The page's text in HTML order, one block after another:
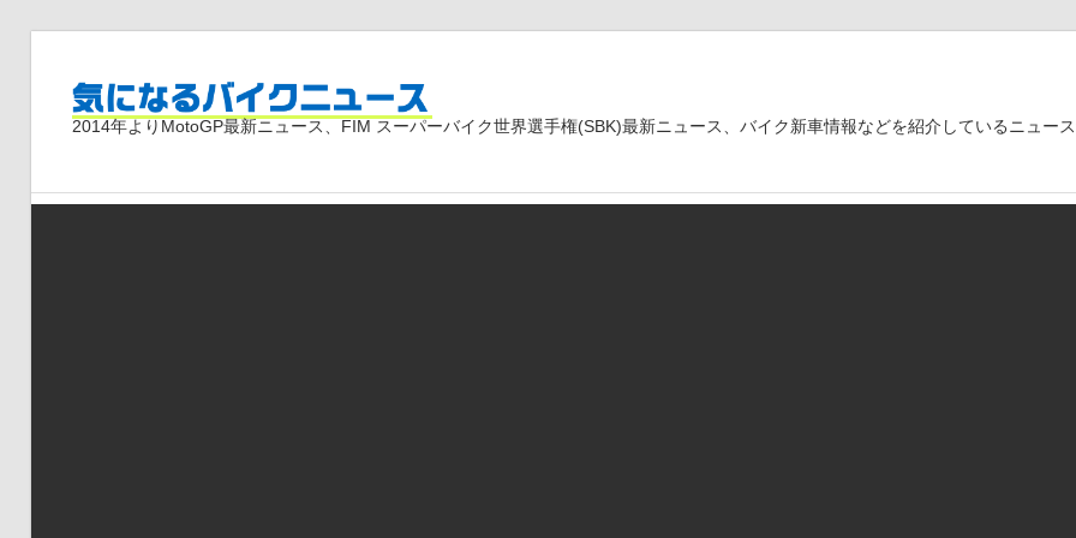
気
に
2014年よりMotoGP最新ニュース、FIM スーパーバイク世界選手権(SBK)最新ニュース、バイク新車情報などを紹介しているニュース